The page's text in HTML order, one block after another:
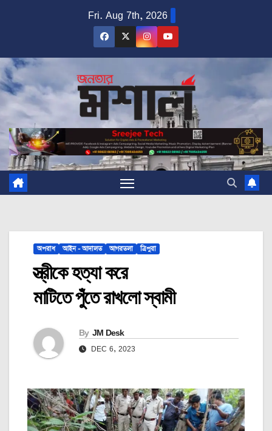
Fri. Aug 7th, 2026
অপরাধ আইন - আদালত আগরতলা ত্রিপুরা
স্ত্রীকে হত্যা করে
মাটিতে পুঁতে রাখলো স্বামী
By JM Desk
DEC 6, 2023